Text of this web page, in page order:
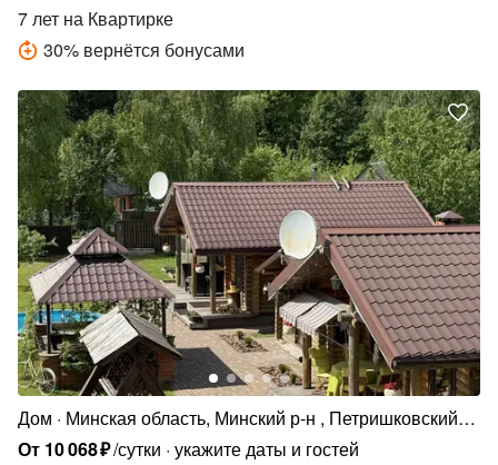
7 лет на Квартирке
30% вернётся бонусами
Дом
Минская область, Минский р-н , Петришковский
сельсовет, д. Новашино, ул. Новаш, 158
От 10068₽/сутки укажите даты и гостей